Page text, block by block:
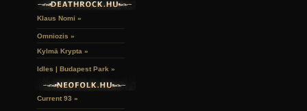
Klaus Nomi »
Omniozis »
Kylmä Krypta »
Idles | Budapest Park »
Current 93 »